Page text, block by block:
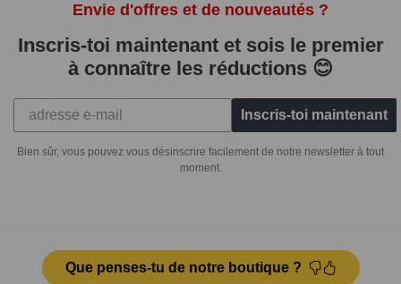
Envie d'offres et de nouveautés ?
Inscris-toi maintenant et sois le premier
à connaître les réductions 😊
Inscris-toi maintenant
Bien sûr, vous pouvez vous désinscrire facilement de notre newsletter à tout
moment.
Que penses-tu de notre boutique ?